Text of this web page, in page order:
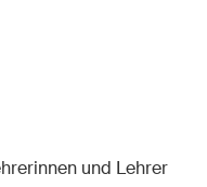
und Lehrer